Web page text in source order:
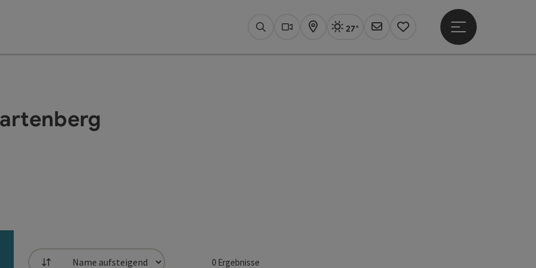
SuchenWebcams
KarteAktuelles Wetter Linz, sonnig
27°
Newsletter
Merkzettel
Hauptmenü öffnen
0Ergebnisse